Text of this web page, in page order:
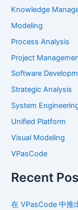
Knowledge
Modeling
Process Analysis
Project
Software
Strategic Analysis
System
Unified Platform
Visual Modeling
VPasCode
Recent
在 VPasCode 中推